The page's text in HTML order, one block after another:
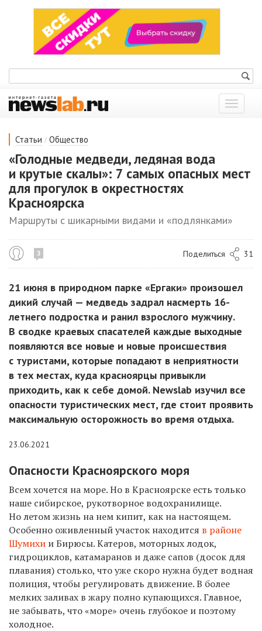
Показать
меню
Статьи / Общество
«Голодные медведи, ледяная вода
и крутые скалы»: 7 самых опасных мест
для прогулок в окрестностях
Красноярска
Маршруты с шикарными видами и «подлянками»
3 Поделиться 31
21 июня в природном парке «Ергаки» произошел
дикий случай — медведь задрал насмерть 16-
летнего подростка и ранил взрослого мужчину.
В сводке краевых спасателей каждые выходные
появляются все новые и новые происшествия
с туристами, которые попадают в неприятности
в тех местах, куда красноярцы привыкли
приходить, как к себе домой. Newslab изучил все
опасности туристических мест, где стоит проявить
максимальную осторожность во время отдыха.
23.06.2021
Опасности Красноярского моря
Всем хочется на море. Но в Красноярске есть только
наше сибирское, рукотворное водохранилище.
Но летом жизнь на нем кипит, как на настоящем.
Особенно оживленный участок находится в районе
Шумихи и Бирюсы. Катеров, моторных лодок,
гидроциклов, катамаранов и даже сапов (досок для
плавания) столько, что уже скоро нужна будет водная
полиция, чтобы регулировать движение. В более
мелких заливах в жару полно купающихся. Главное,
не забывать, что «море» очень глубокое и поэтому
холодное.